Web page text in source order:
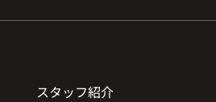
スタッフ紹介